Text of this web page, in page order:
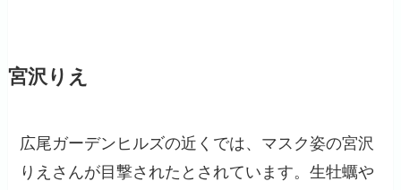
宮沢りえ
広尾ガーデンヒルズの近くでは、マスク姿の宮沢
りえさんが目撃されたとされています。生牡蠣や